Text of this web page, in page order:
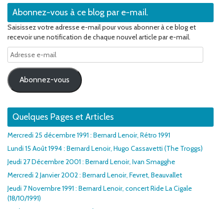
Abonnez-vous à ce blog par e-mail.
Saisissez votre adresse e-mail pour vous abonner à ce blog et
recevoir une notification de chaque nouvel article par e-mail.
Adresse
e-
mail
Abonnez-vous
Quelques Pages et Articles
Mercredi 25 décembre 1991 : Bernard Lenoir, Rétro 1991
Lundi 15 Août 1994 : Bernard Lenoir, Hugo Cassavetti (The Troggs)
Jeudi 27 Décembre 2001 : Bernard Lenoir, Ivan Smagghe
Mercredi 2 Janvier 2002 : Bernard Lenoir, Fevret, Beauvallet
Jeudi 7 Novembre 1991 : Bernard Lenoir, concert Ride La Cigale
(18/10/1991)